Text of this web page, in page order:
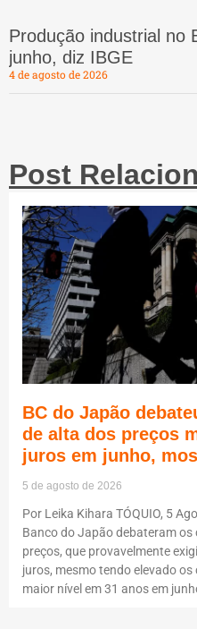
Produção industrial no
junho, diz IBGE
4 de agosto de 2026
Post
BC do Japão
de alta dos preços
juros em junho,
5 de agosto de 2026
Por Leika Kihara TÓQUIO, 5
Banco do Japão debateram
preços, que provavelmente
juros, mesmo tendo elevado
maior nível em 31 anos em